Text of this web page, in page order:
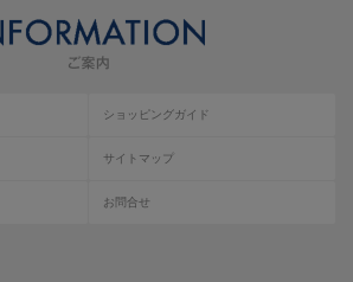
ショッピングガイド
サイトマップ
お問合せ